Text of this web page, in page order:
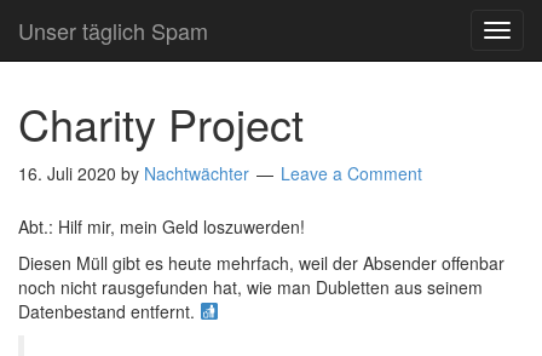
Unser täglich Spam
Charity Project
16. Juli 2020 by Nachtwächter Leave a Comment
Abt.: Hilf mir, mein Geld loszuwerden!
Diesen Müll gibt es heute mehrfach, weil der Absender offenbar
noch nicht rausgefunden hat, wie man Dubletten aus seinem
Datenbestand entfernt.